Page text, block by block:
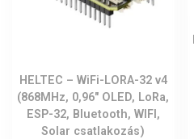
HELTEC – WiFi-LORA-32 v4
(868MHz, 0,96″ OLED, LoRa,
ESP-32, Bluetooth, WIFI,
Solar csatlakozás)